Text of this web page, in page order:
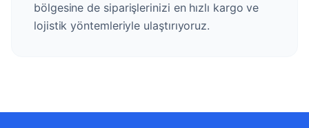
bölgesine de siparişlerinizi en hızlı kargo ve
lojistik yöntemleriyle ulaştırıyoruz.